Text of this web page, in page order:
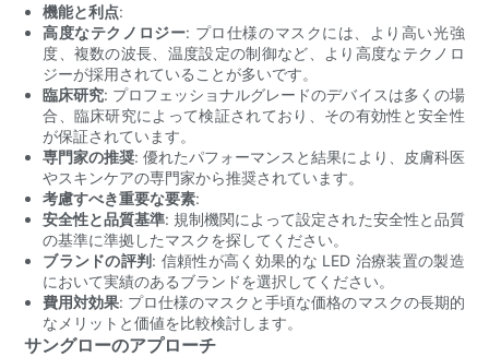
機能と利点:
高度なテクノロジー: プロ仕様のマスクには、より高い光強
度、複数の波長、温度設定の制御など、より高度なテクノロ
ジーが採用されていることが多いです。
臨床研究: プロフェッショナルグレードのデバイスは多くの場
合、臨床研究によって検証されており、その有効性と安全性
が保証されています。
専門家の推奨: 優れたパフォーマンスと結果により、皮膚科医
やスキンケアの専門家から推奨されています。
考慮すべき重要な要素:
安全性と品質基準: 規制機関によって設定された安全性と品質
の基準に準拠したマスクを探してください。
ブランドの評判: 信頼性が高く効果的な LED 治療装置の製造
において実績のあるブランドを選択してください。
費用対効果: プロ仕様のマスクと手頃な価格のマスクの長期的
なメリットと価値を比較検討します。
サングローのアプローチ